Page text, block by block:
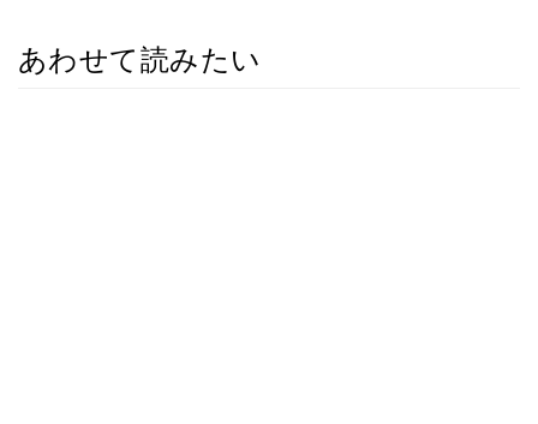
あわせて読みたい